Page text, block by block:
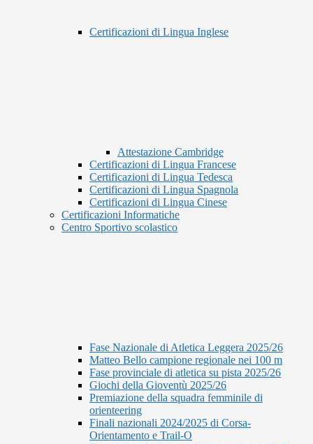
Certificazioni di Lingua Inglese
Attestazione Cambridge
Certificazioni di Lingua Francese
Certificazioni di Lingua Tedesca
Certificazioni di Lingua Spagnola
Certificazioni di Lingua Cinese
Certificazioni Informatiche
Centro Sportivo scolastico
Fase Nazionale di Atletica Leggera 2025/26
Matteo Bello campione regionale nei 100 m
Fase provinciale di atletica su pista 2025/26
Giochi della Gioventù 2025/26
Premiazione della squadra femminile di
orienteering
Finali nazionali 2024/2025 di Corsa-
Orientamento e Trail-O